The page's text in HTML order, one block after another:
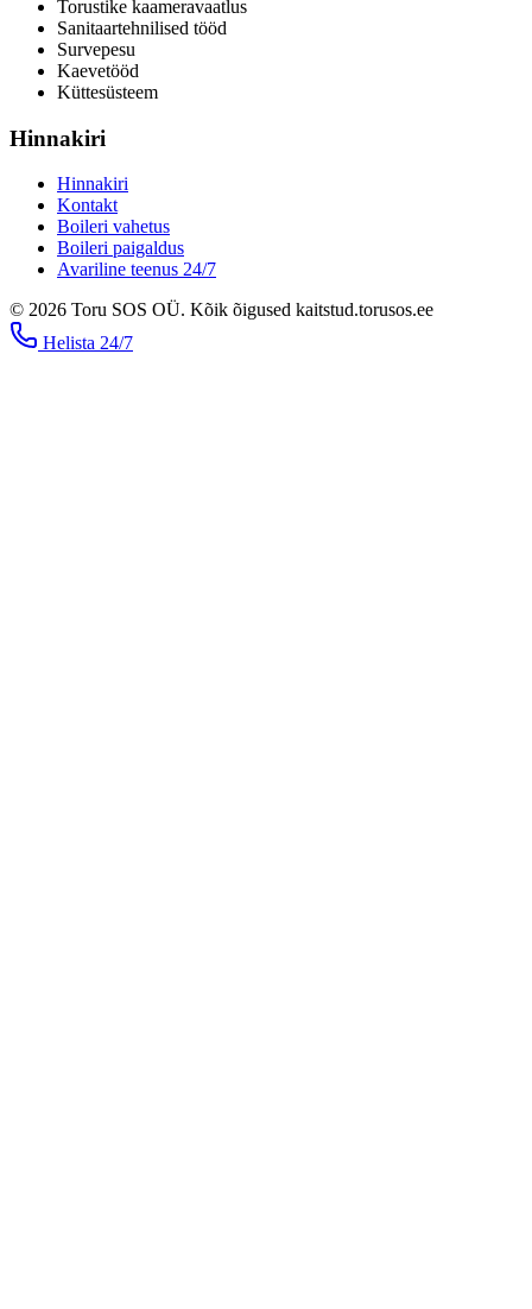
Torustike kaameravaatlus
Sanitaartehnilised tööd
Survepesu
Kaevetööd
​Küttesüsteem
Hinnakiri
Hinnakiri
Kontakt
Boileri vahetus
Boileri paigaldus
Avariline teenus 24/7
© 2026 Toru SOS OÜ. Kõik õigused kaitstud.torusos.ee
Helista 24/7